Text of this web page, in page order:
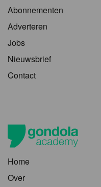
Abonnementen
Adverteren
Jobs
Nieuwsbrief
Contact
Home
Over